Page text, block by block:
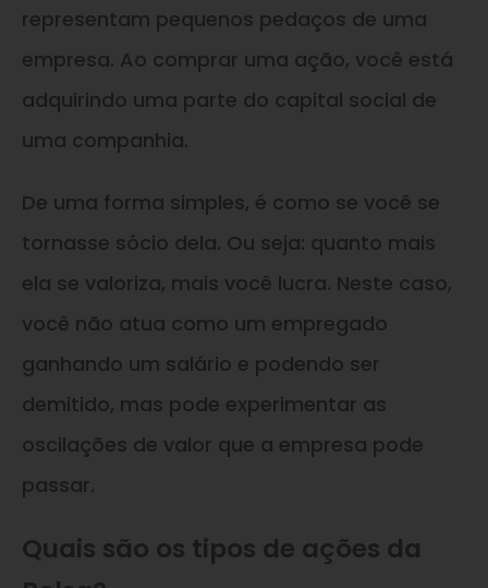
representam pequenos pedaços de uma
empresa. Ao comprar uma ação, você está
adquirindo uma parte do capital social de
uma companhia.
De uma forma simples, é como se você se
tornasse sócio dela. Ou seja: quanto mais
ela se valoriza, mais você lucra. Neste caso,
você não atua como um empregado
ganhando um salário e podendo ser
demitido, mas pode experimentar as
oscilações de valor que a empresa pode
passar.
Quais são os tipos de ações da